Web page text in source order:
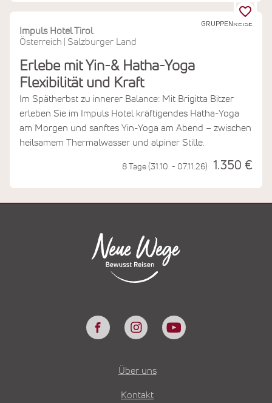
GRUPPENREISE
Impuls Hotel Tirol
Österreich
Salzburger Land
Erlebe mit Yin-& Hatha-Yoga
Flexibilität und Kraft
Im Spätherbst zu innerer Balance: Mit Brigitta Bitzer
erleben Sie im Impuls Hotel kräftigendes Hatha-Yoga
am Morgen und sanftes Yin-Yoga am Abend – zwischen
heilsamem Thermalwasser und alpiner Stille.
8 Tage (31.10. - 07.11.26) 1.350 €
Über uns
Kontakt